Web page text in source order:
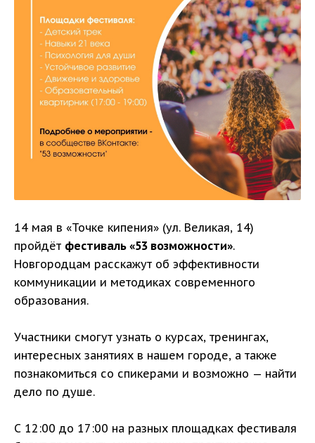
14 мая в «Точке кипения» (ул. Великая, 14)
пройдёт фестиваль «53 возможности».
Новгородцам расскажут об эффективности
коммуникации и методиках современного
образования.
Участники смогут узнать о курсах, тренингах,
интересных занятиях в нашем городе, а также
познакомиться со спикерами и возможно — найти
дело по душе.
С 12:00 до 17:00 на разных площадках фестиваля